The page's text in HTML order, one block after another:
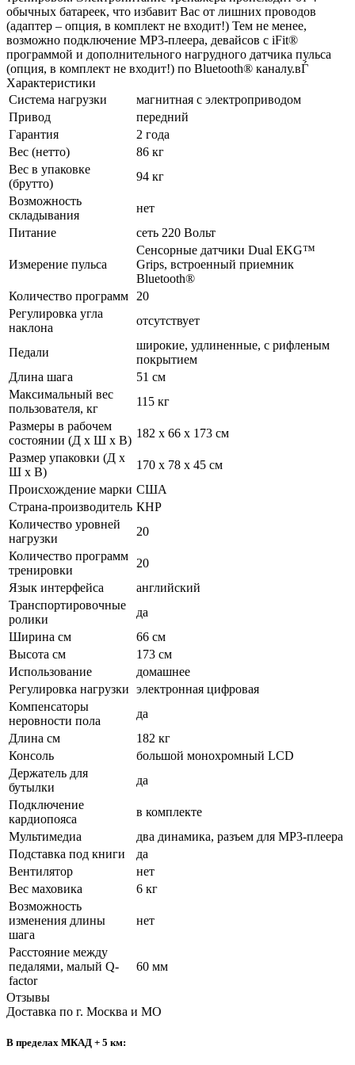
обычных батареек, что избавит Вас от лишних проводов
(адаптер – опция, в комплект не входит!) Тем не менее,
возможно подключение MP3-плеера, девайсов с iFit®
программой и дополнительного нагрудного датчика пульса
(опция, в комплект не входит!) по Bluetooth® каналу.вЃ
Характеристики
Система нагрузки
магнитная c электроприводом
Привод
передний
Гарантия
2 года
Вес (нетто)
86 кг
Вес в упаковке
(брутто)
94 кг
Возможность
складывания
нет
Питание
сеть 220 Вольт
Измерение пульса
Сенсорные датчики Dual EKG™
Grips, встроенный приемник
Bluetooth®
Количество программ
20
Регулировка угла
наклона
отсутствует
Педали
широкие, удлиненные, с рифленым
покрытием
Длина шага
51 см
Максимальный вес
пользователя, кг
115 кг
Размеры в рабочем
состоянии (Д х Ш х В)
182 х 66 х 173 см
Размер упаковки (Д х
Ш х В)
170 х 78 х 45 см
Происхождение марки США
Страна-производитель КНР
Количество уровней
нагрузки
20
Количество программ
тренировки
20
Язык интерфейса
английский
Транспортировочные
ролики
да
Ширина см
66 см
Высота см
173 см
Использование
домашнее
Регулировка нагрузки электронная цифровая
Компенсаторы
неровности пола
да
Длина см
182 кг
Консоль
большой монохромный LCD
Держатель для
бутылки
да
Подключение
кардиопояса
в комплекте
Мультимедиа
два динамика, разъем для МР3-плеера
Подставка под книги
да
Вентилятор
нет
Вес маховика
6 кг
Возможность
изменения длины
шага
нет
Расстояние между
педалями, малый Q-
factor
60 мм
Отзывы
Доставка по г. Москва и МО
В пределах МКАД + 5 км: